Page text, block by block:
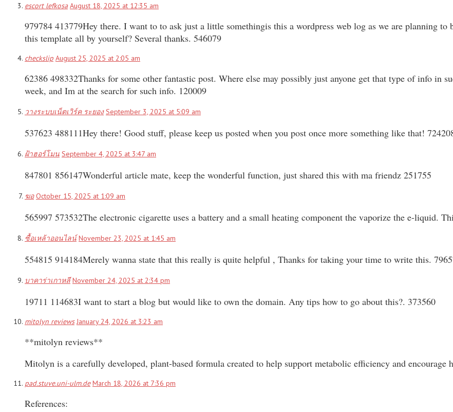
escort lefkosa August 18, 2025 at 12:35 am
979784 413779Hey there. I want to to ask just a little somethingis this a wordpress web log as we are planning
this template all by yourself? Several thanks. 546079
checkslip August 25, 2025 at 2:05 am
62386 498332Thanks for some other fantastic post. Where else may possibly just anyone get that type of info in
week, and Im at the search for such info. 120009
วางระบบเน็ตเวิร์ค ระยอง September 3, 2025 at 5:09 am
537623 488111Hey there! Good stuff, please keep us posted when you post once more something like that!
ฝ้าฮอร์โมน September 4, 2025 at 3:47 am
847801 856147Wonderful article mate, keep the wonderful function, just shared this with ma friendz 251755
ฆอ October 15, 2025 at 1:09 am
565997 573532The electronic cigarette uses a battery and a small heating component the vaporize the e-liquid.
ซื้อเหล้าออนไลน์ November 23, 2025 at 1:45 am
554815 914184Merely wanna state that this really is quite helpful , Thanks for taking your time to write this.
บาคาร่าเกาหลี November 24, 2025 at 2:34 pm
19711 114683I want to start a blog but would like to own the domain. Any tips how to go about this?. 373560
mitolyn reviews January 24, 2026 at 3:23 am
**mitolyn reviews**
Mitolyn is a carefully developed, plant-based formula created to help support metabolic efficiency and encourage
pad.stuve.uni-ulm.de March 18, 2026 at 7:36 pm
References: